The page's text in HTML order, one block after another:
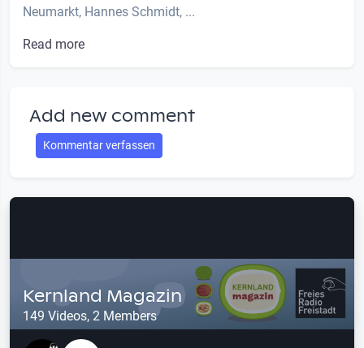
Neumarkt, Hannes Schmidt, ...
Read more
Add new comment
Kommentar verfassen
Kernland Magazin
149 Videos, 2 Members